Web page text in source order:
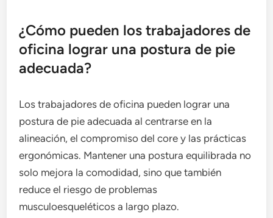
¿Cómo pueden los trabajadores de
oficina lograr una postura de pie
adecuada?
Los trabajadores de oficina pueden lograr una
postura de pie adecuada al centrarse en la
alineación, el compromiso del core y las prácticas
ergonómicas. Mantener una postura equilibrada no
solo mejora la comodidad, sino que también
reduce el riesgo de problemas
musculoesqueléticos a largo plazo.